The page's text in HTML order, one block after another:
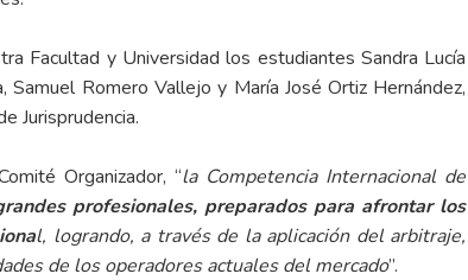
Facultad y Universidad los estudiantes Sandra Lucía
Romero Vallejo y María José Ortiz Hernández,
Jurisprudencia.
Organizador, “la Competencia Internacional de
profesionales, preparados para afrontar los
l, logrando, a través de la aplicación del arbitraje,
de los operadores actuales del mercado”.